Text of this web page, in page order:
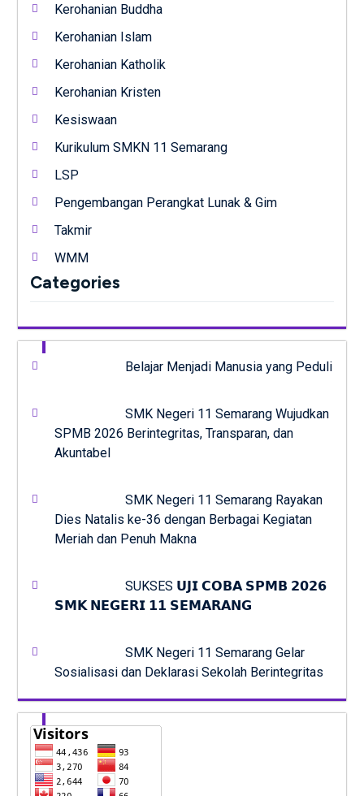
Kerohanian Buddha
Kerohanian Islam
Kerohanian Katholik
Kerohanian Kristen
Kesiswaan
Kurikulum SMKN 11 Semarang
LSP
Pengembangan Perangkat Lunak & Gim
Takmir
WMM
Categories
Belajar Menjadi Manusia yang Peduli
SMK Negeri 11 Semarang Wujudkan
SPMB 2026 Berintegritas, Transparan, dan
Akuntabel
SMK Negeri 11 Semarang Rayakan
Dies Natalis ke-36 dengan Berbagai Kegiatan
Meriah dan Penuh Makna
SUKSES 𝗨𝗝𝗜 𝗖𝗢𝗕𝗔 𝗦𝗣𝗠𝗕 𝟮𝟬𝟮𝟲
𝗦𝗠𝗞 𝗡𝗘𝗚𝗘𝗥𝗜 𝟭𝟭 𝗦𝗘𝗠𝗔𝗥𝗔𝗡𝗚
SMK Negeri 11 Semarang Gelar
Sosialisasi dan Deklarasi Sekolah Berintegritas